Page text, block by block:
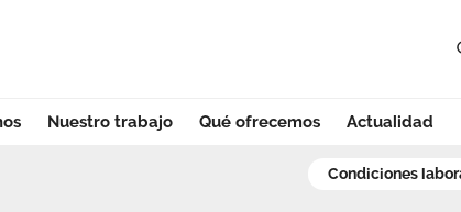
Nuestro trabajo Qué ofrecemos Actualidad
decondiciones